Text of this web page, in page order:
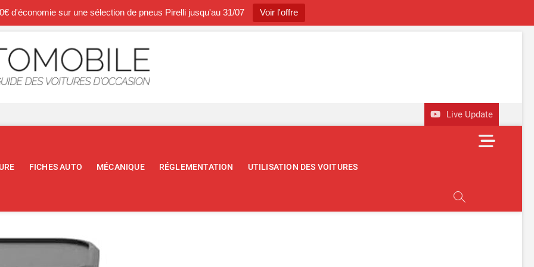
d'économie sur une sélection de pneus Pirelli jusqu'au 31/07 Voir l'offre
Live Update
FICHES AUTO MÉCANIQUE RÉGLEMENTATION UTILISATION DES VOITURES
M
e
t